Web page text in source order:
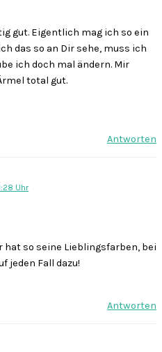
gut. Eigentlich mag ich so ein
das so an Dir sehe, muss ich
ich doch mal ändern. Mir
total gut.
Antworten
Uhr
hat so seine Lieblingsfarben, bei
jeden Fall dazu!
Antworten